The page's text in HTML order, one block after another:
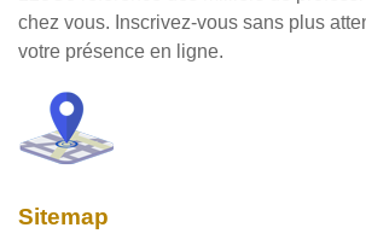
chez vous. Inscrivez-vous sans plus
votre présence en ligne.
Sitemap